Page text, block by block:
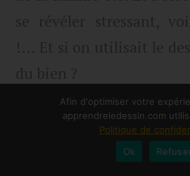
Aujourd’hui on va
techniques
Afin d'optimiser votre
apprendreledessin.com
Politique de
Ok